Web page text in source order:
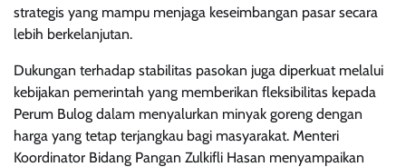
strategis yang mampu menjaga keseimbangan pasar secara
lebih berkelanjutan.
Dukungan terhadap stabilitas pasokan juga diperkuat melalui
kebijakan pemerintah yang memberikan fleksibilitas kepada
Perum Bulog dalam menyalurkan minyak goreng dengan
harga yang tetap terjangkau bagi masyarakat. Menteri
Koordinator Bidang Pangan Zulkifli Hasan menyampaikan